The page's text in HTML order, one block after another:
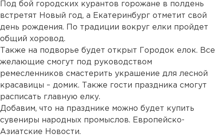
Под бой городских курантов горожане в полдень
встретят Новый год, а Екатеринбург отметит свой
день рождения. По традиции вокруг елки пройдет
общий хоровод.
Также на подворье будет открыт Городок елок. Все
желающие смогут под руководством
ремесленников смастерить украшение для лесной
красавицы – домик. Также гости праздника смогут
расписать главную елку.
Добавим, что на празднике можно будет купить
сувениры народных промыслов. Европейско-
Азиатские Новости.